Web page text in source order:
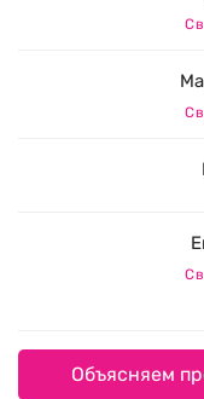
Объясняем